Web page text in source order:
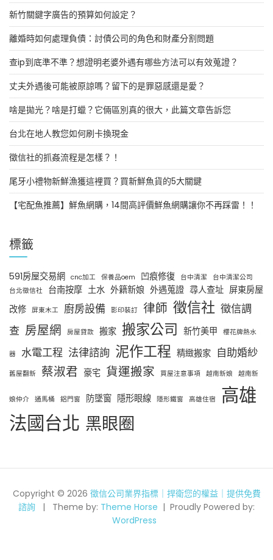
新竹關鍵字廣告的預算如何設定？
離婚時如何處理負債：討債公司的角色和財產分割問題
查ip到底準不準？想證明老婆外遇有哪些方法可以有效蒐證？
丈夫外遇後可能被原諒嗎？留下的是罪惡感還是愛？
啥是拋光？啥是打蠟？它倆區別真的很大，此篇文章告訴您
台北在地人教您如何刷卡換現金
徵信社的抓姦流程是怎樣？！
尾牙小禮物新鮮漁獲這裡買？買新鮮魚貨的5大關鍵
【宅配魚推薦】鮮魚網購，14間高評價鮮魚網購讓你不再踩雷！！
標籤
591房屋交易網 cnc加工 保養品oem 凹痕修復 台中清潔
台中清潔公司
台北徵信社
台南按摩 土水 外籍新娘 外遇蒐證 尋人查址 屏東房屋
改修 屏東木工 廚房設備 影印裝訂 律師 徵信社 徵信調
查 房屋網 房屋貸款 搬家 搬家公司 新竹美甲 櫻花牌熱水
器 水電工程 法律諮詢 泥作工程 精緻搬家 自助婚紗
舊屋翻新 蔡淑君 豪宅 貨運搬家 買屋注意事項 越南新娘 越南新
娘仲介 通馬桶 鋁門窗 防墜窗 隱形眼線 隱形鐵窗 高雄住宿
高雄
法國台北 黑眼圈
Copyright © 2026 徵信公司業界指標｜捍衛您的權益｜提供免費
諮詢
Theme by: Theme Horse
Proudly Powered by:
WordPress